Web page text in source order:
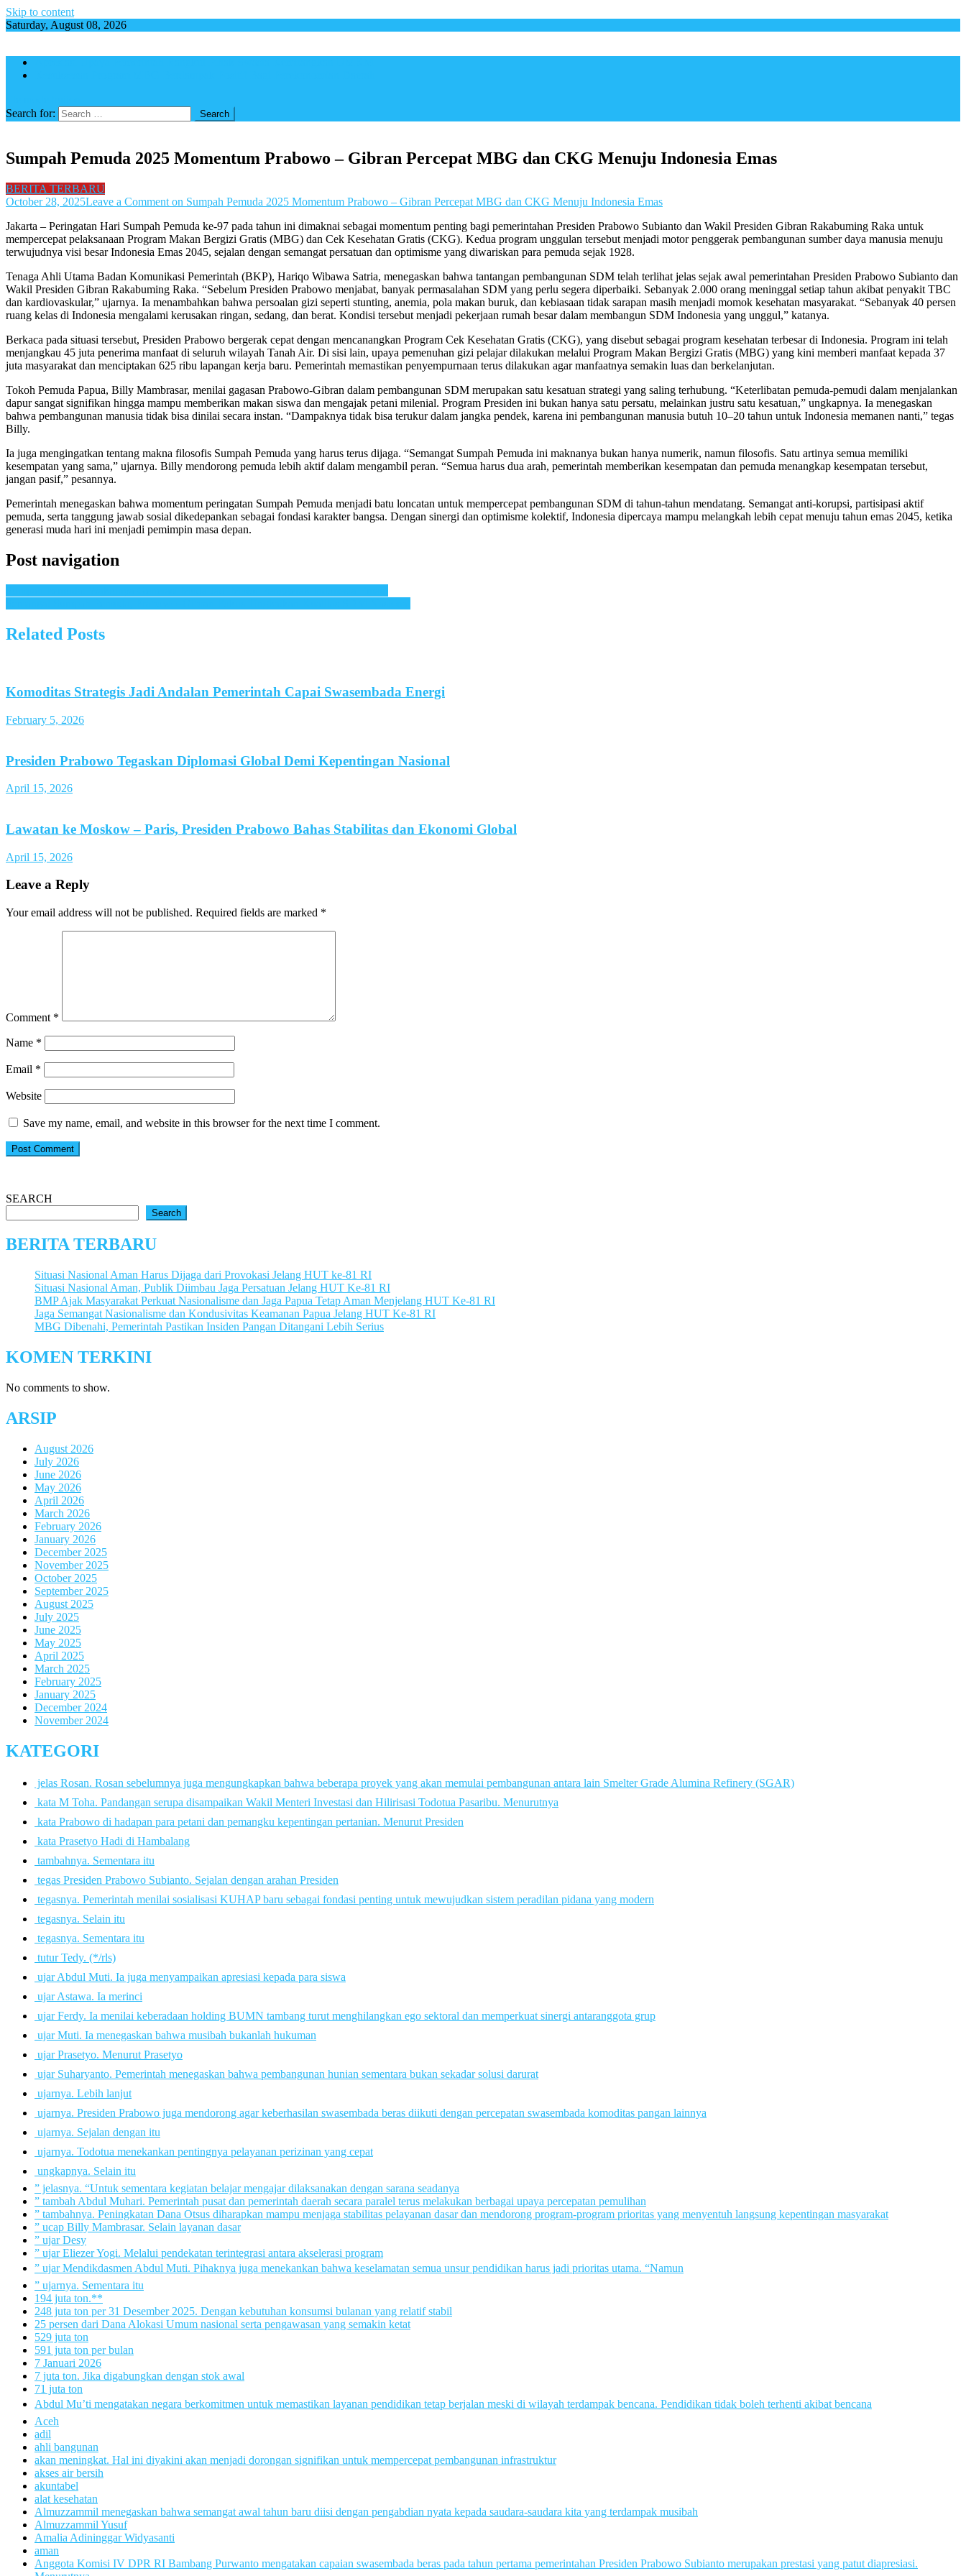
Skip to content
Saturday, August 08, 2026
Search for:
Sumpah Pemuda 2025 Momentum Prabowo – Gibran Percepat MBG dan CKG Menuju Indonesia Emas
BERITA TERBARU
October 28, 2025Leave a Comment on Sumpah Pemuda 2025 Momentum Prabowo – Gibran Percepat MBG dan CKG Menuju Indonesia Emas
Jakarta – Peringatan Hari Sumpah Pemuda ke-97 pada tahun ini dimaknai sebagai momentum penting bagi pemerintahan Presiden Prabowo Subianto dan Wakil Presiden Gibran Rakabuming Raka untuk
mempercepat pelaksanaan Program Makan Bergizi Gratis (MBG) dan Cek Kesehatan Gratis (CKG). Kedua program unggulan tersebut menjadi motor penggerak pembangunan sumber daya manusia menuju
terwujudnya visi besar Indonesia Emas 2045, sejalan dengan semangat persatuan dan optimisme yang diwariskan para pemuda sejak 1928.
Tenaga Ahli Utama Badan Komunikasi Pemerintah (BKP), Hariqo Wibawa Satria, menegaskan bahwa tantangan pembangunan SDM telah terlihat jelas sejak awal pemerintahan Presiden Prabowo Subianto dan
Wakil Presiden Gibran Rakabuming Raka. “Sebelum Presiden Prabowo menjabat, banyak permasalahan SDM yang perlu segera diperbaiki. Sebanyak 2.000 orang meninggal setiap tahun akibat penyakit TBC
dan kardiovaskular,” ujarnya. Ia menambahkan bahwa persoalan gizi seperti stunting, anemia, pola makan buruk, dan kebiasaan tidak sarapan masih menjadi momok kesehatan masyarakat. “Sebanyak 40 persen
ruang kelas di Indonesia mengalami kerusakan ringan, sedang, dan berat. Kondisi tersebut menjadi pekerjaan rumah besar dalam membangun SDM Indonesia yang unggul,” katanya.
Berkaca pada situasi tersebut, Presiden Prabowo bergerak cepat dengan mencanangkan Program Cek Kesehatan Gratis (CKG), yang disebut sebagai program kesehatan terbesar di Indonesia. Program ini telah
menjangkau 45 juta penerima manfaat di seluruh wilayah Tanah Air. Di sisi lain, upaya pemenuhan gizi pelajar dilakukan melalui Program Makan Bergizi Gratis (MBG) yang kini memberi manfaat kepada 37
juta masyarakat dan menciptakan 625 ribu lapangan kerja baru. Pemerintah memastikan penyempurnaan terus dilakukan agar manfaatnya semakin luas dan berkelanjutan.
Tokoh Pemuda Papua, Billy Mambrasar, menilai gagasan Prabowo-Gibran dalam pembangunan SDM merupakan satu kesatuan strategi yang saling terhubung. “Keterlibatan pemuda-pemudi dalam menjalankan
dapur sangat signifikan hingga mampu memberikan makan siswa dan mengajak petani milenial. Program Presiden ini bukan hanya satu persatu, melainkan justru satu kesatuan,” ungkapnya. Ia menegaskan
bahwa pembangunan manusia tidak bisa dinilai secara instan. “Dampaknya tidak bisa terukur dalam jangka pendek, karena ini pembangunan manusia butuh 10–20 tahun untuk Indonesia memanen nanti,” tegas
Billy.
Ia juga mengingatkan tentang makna filosofis Sumpah Pemuda yang harus terus dijaga. “Semangat Sumpah Pemuda ini maknanya bukan hanya numerik, namun filosofis. Satu artinya semua memiliki
kesempatan yang sama,” ujarnya. Billy mendorong pemuda lebih aktif dalam mengambil peran. “Semua harus dua arah, pemerintah memberikan kesempatan dan pemuda menangkap kesempatan tersebut,
jangan pasif,” pesannya.
Pemerintah menegaskan bahwa momentum peringatan Sumpah Pemuda menjadi batu loncatan untuk mempercepat pembangunan SDM di tahun-tahun mendatang. Semangat anti-korupsi, partisipasi aktif
pemuda, serta tanggung jawab sosial dikedepankan sebagai fondasi karakter bangsa. Dengan sinergi dan optimisme kolektif, Indonesia dipercaya mampu melangkah lebih cepat menuju tahun emas 2045, ketika
generasi muda hari ini menjadi pemimpin masa depan.
Post navigation
Related Posts
Komoditas Strategis Jadi Andalan Pemerintah Capai Swasembada Energi
February 5, 2026
Presiden Prabowo Tegaskan Diplomasi Global Demi Kepentingan Nasional
April 15, 2026
Lawatan ke Moskow – Paris, Presiden Prabowo Bahas Stabilitas dan Ekonomi Global
April 15, 2026
Leave a Reply
Your email address will not be published. Required fields are marked *
Comment *
Name *
Email *
Website
Save my name, email, and website in this browser for the next time I comment.
SEARCH
Search
BERITA TERBARU
Situasi Nasional Aman Harus Dijaga dari Provokasi Jelang HUT ke-81 RI
Situasi Nasional Aman, Publik Diimbau Jaga Persatuan Jelang HUT Ke-81 RI
BMP Ajak Masyarakat Perkuat Nasionalisme dan Jaga Papua Tetap Aman Menjelang HUT Ke-81 RI
Jaga Semangat Nasionalisme dan Kondusivitas Keamanan Papua Jelang HUT Ke-81 RI
MBG Dibenahi, Pemerintah Pastikan Insiden Pangan Ditangani Lebih Serius
KOMEN TERKINI
No comments to show.
ARSIP
August 2026
July 2026
June 2026
May 2026
April 2026
March 2026
February 2026
January 2026
December 2025
November 2025
October 2025
September 2025
August 2025
July 2025
June 2025
May 2025
April 2025
March 2025
February 2025
January 2025
December 2024
November 2024
KATEGORI
 jelas Rosan. Rosan sebelumnya juga mengungkapkan bahwa beberapa proyek yang akan memulai pembangunan antara lain Smelter Grade Alumina Refinery (SGAR)
 kata M Toha. Pandangan serupa disampaikan Wakil Menteri Investasi dan Hilirisasi Todotua Pasaribu. Menurutnya
 kata Prabowo di hadapan para petani dan pemangku kepentingan pertanian. Menurut Presiden
 kata Prasetyo Hadi di Hambalang
 tambahnya. Sementara itu
 tegas Presiden Prabowo Subianto. Sejalan dengan arahan Presiden
 tegasnya. Pemerintah menilai sosialisasi KUHAP baru sebagai fondasi penting untuk mewujudkan sistem peradilan pidana yang modern
 tegasnya. Selain itu
 tegasnya. Sementara itu
 tutur Tedy. (*/rls)
 ujar Abdul Muti. Ia juga menyampaikan apresiasi kepada para siswa
 ujar Astawa. Ia merinci
 ujar Ferdy. Ia menilai keberadaan holding BUMN tambang turut menghilangkan ego sektoral dan memperkuat sinergi antaranggota grup
 ujar Muti. Ia menegaskan bahwa musibah bukanlah hukuman
 ujar Prasetyo. Menurut Prasetyo
 ujar Suharyanto. Pemerintah menegaskan bahwa pembangunan hunian sementara bukan sekadar solusi darurat
 ujarnya. Lebih lanjut
 ujarnya. Presiden Prabowo juga mendorong agar keberhasilan swasembada beras diikuti dengan percepatan swasembada komoditas pangan lainnya
 ujarnya. Sejalan dengan itu
 ujarnya. Todotua menekankan pentingnya pelayanan perizinan yang cepat
 ungkapnya. Selain itu
” jelasnya. “Untuk sementara kegiatan belajar mengajar dilaksanakan dengan sarana seadanya
” tambah Abdul Muhari. Pemerintah pusat dan pemerintah daerah secara paralel terus melakukan berbagai upaya percepatan pemulihan
” tambahnya. Peningkatan Dana Otsus diharapkan mampu menjaga stabilitas pelayanan dasar dan mendorong program-program prioritas yang menyentuh langsung kepentingan masyarakat
” ucap Billy Mambrasar. Selain layanan dasar
” ujar Desy
” ujar Eliezer Yogi. Melalui pendekatan terintegrasi antara akselerasi program
” ujar Mendikdasmen Abdul Muti. Pihaknya juga menekankan bahwa keselamatan semua unsur pendidikan harus jadi prioritas utama. “Namun
” ujarnya. Sementara itu
194 juta ton.**
248 juta ton per 31 Desember 2025. Dengan kebutuhan konsumsi bulanan yang relatif stabil
25 persen dari Dana Alokasi Umum nasional serta pengawasan yang semakin ketat
529 juta ton
591 juta ton per bulan
7 Januari 2026
7 juta ton. Jika digabungkan dengan stok awal
71 juta ton
Abdul Mu’ti mengatakan negara berkomitmen untuk memastikan layanan pendidikan tetap berjalan meski di wilayah terdampak bencana. Pendidikan tidak boleh terhenti akibat bencana
Aceh
adil
ahli bangunan
akan meningkat. Hal ini diyakini akan menjadi dorongan signifikan untuk mempercepat pembangunan infrastruktur
akses air bersih
akuntabel
alat kesehatan
Almuzzammil menegaskan bahwa semangat awal tahun baru diisi dengan pengabdian nyata kepada saudara-saudara kita yang terdampak musibah
Almuzzammil Yusuf
Amalia Adininggar Widyasanti
aman
Anggota Komisi IV DPR RI Bambang Purwanto mengatakan capaian swasembada beras pada tahun pertama pemerintahan Presiden Prabowo Subianto merupakan prestasi yang patut diapresiasi.